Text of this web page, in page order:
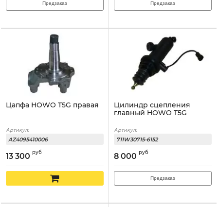
Предзаказ Предзаказ
Цапфа HOWO T5G правая
Артикул:
AZ4095410006
13 300 руб
Цилиндр сцепления
главный HOWO T5G
Артикул:
711W30715-6152
8 000 руб
Предзаказ